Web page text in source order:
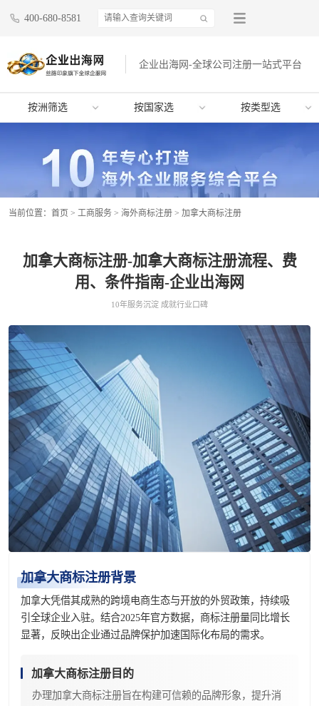
400-680-8581
企业出海网-全球公司注册一站式平台
按洲筛选 按国家选 按类型选
当前位置： 首页 > 工商服务 > 海外商标注册 > 加拿大商标注册
加拿大商标注册-加拿大商标注册流程、费
用、条件指南-企业出海网
10年服务沉淀 成就行业口碑
加拿大商标注册背景
加拿大凭借其成熟的跨境电商生态与开放的外贸政策，持续吸
引全球企业入驻。结合2025年官方数据，商标注册量同比增长
显著，反映出企业通过品牌保护加速国际化布局的需求。
加拿大商标注册目的
办理加拿大商标注册旨在构建可信赖的品牌形象，提升消